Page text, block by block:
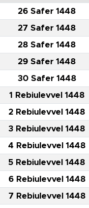
26 Safer 1448
27 Safer 1448
28 Safer 1448
29 Safer 1448
30 Safer 1448
1 Rebiulevvel 1448
2 Rebiulevvel 1448
3 Rebiulevvel 1448
4 Rebiulevvel 1448
5 Rebiulevvel 1448
6 Rebiulevvel 1448
7 Rebiulevvel 1448